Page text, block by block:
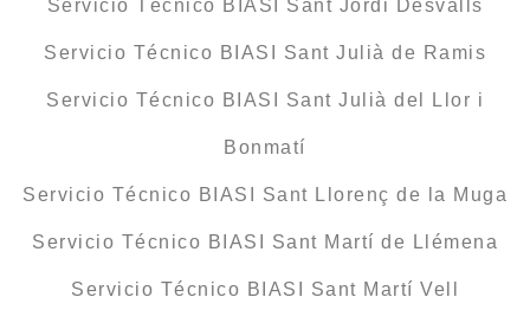
Servicio Técnico BIASI Sant Jordi Desvalls
Servicio Técnico BIASI Sant Julià de Ramis
Servicio Técnico BIASI Sant Julià del Llor i
Bonmatí
Servicio Técnico BIASI Sant Llorenç de la Muga
Servicio Técnico BIASI Sant Martí de Llémena
Servicio Técnico BIASI Sant Martí Vell